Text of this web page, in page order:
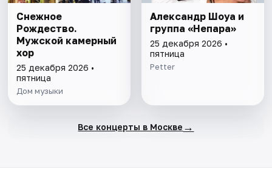
Снежное
Рождество.
Мужской камерный
хор
25 декабря 2026 •
пятница
Дом музыки
Александр Шоуа и
группа «Непара»
25 декабря 2026 •
пятница
Petter
Все концерты в Москве →